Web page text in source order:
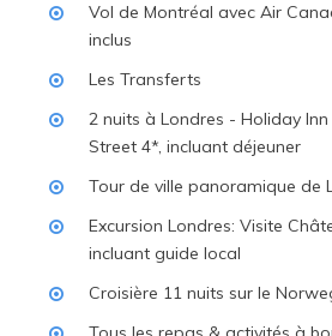
Vol de Montréal avec Air
inclus
Les Transferts
2 nuits à Londres - Holiday
Street 4*, incluant déjeuner
Tour de ville panoramique de
Excursion Londres: Visite
incluant guide local
Croisière 11 nuits sur le